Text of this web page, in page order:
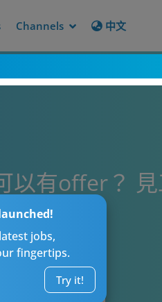
Channels 中文
jobs,
fingertips.
Try it!
以有offer？